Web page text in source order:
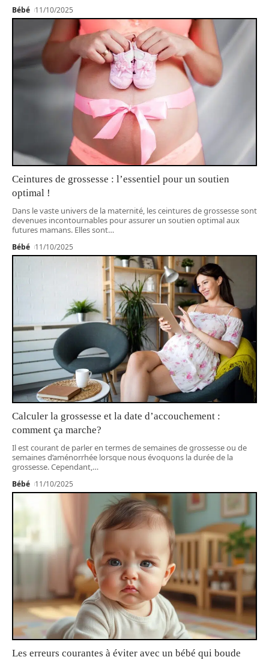
Bébé 11/10/2025
Ceintures de grossesse : l’essentiel pour un soutien
optimal !
Dans le vaste univers de la maternité, les ceintures de grossesse sont
devenues incontournables pour assurer un soutien optimal aux
futures mamans. Elles sont…
Bébé 11/10/2025
Calculer la grossesse et la date d’accouchement :
comment ça marche?
Il est courant de parler en termes de semaines de grossesse ou de
semaines d’aménorrhée lorsque nous évoquons la durée de la
grossesse. Cependant,…
Bébé 11/10/2025
Les erreurs courantes à éviter avec un bébé qui boude